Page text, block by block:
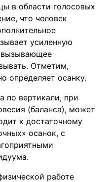
в области голосовых
что человек
усиленную
Отметим,
определяет осанку.
по вертикали, при
(баланса), может
к достаточному
осанок, с
работе